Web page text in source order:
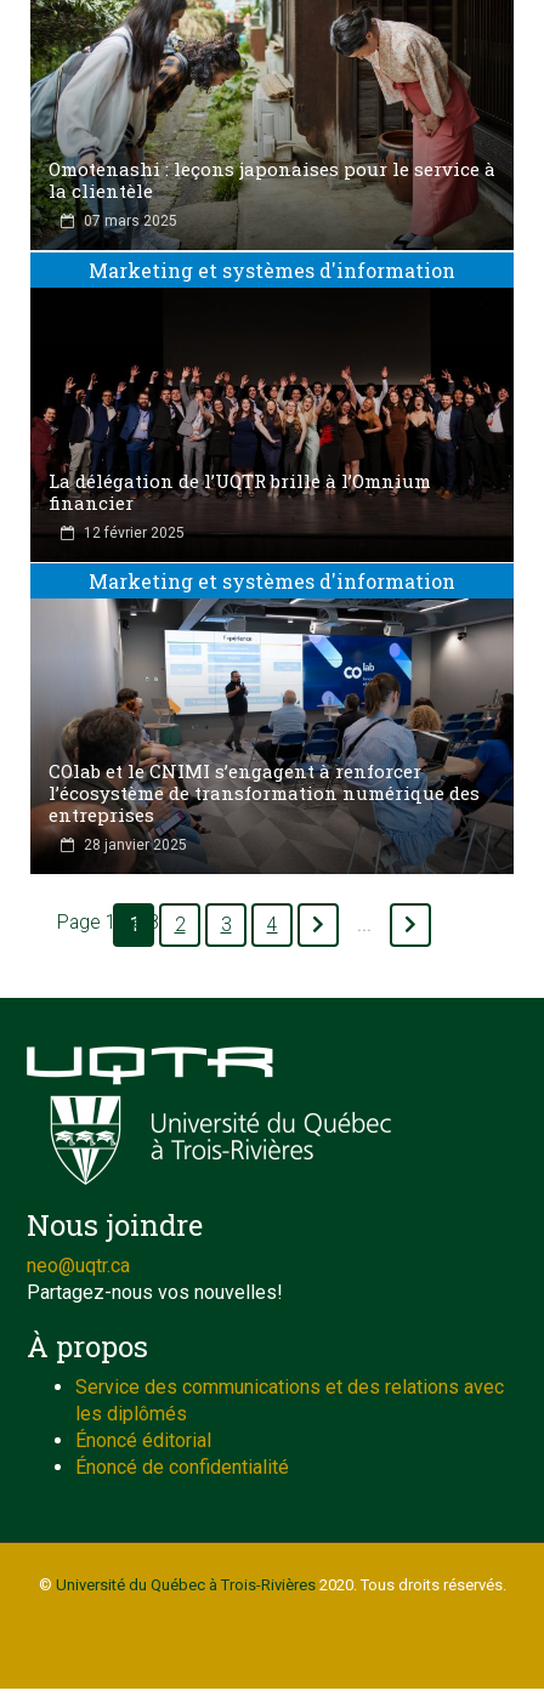
Omotenashi : leçons japonaises pour le service à
la clientèle
07 mars 2025
Marketing et systèmes d'information
La délégation de l’UQTR brille à l’Omnium
financier
12 février 2025
Marketing et systèmes d'information
COlab et le CNIMI s’engagent à renforcer
l’écosystème de transformation numérique des
entreprises
28 janvier 2025
Page 1 de 8
1 2 3 4 ...
Nous joindre
neo@uqtr.ca
Partagez-nous vos nouvelles!
À propos
Service des communications et des relations avec
les diplômés
Énoncé éditorial
Énoncé de confidentialité
© Université du Québec à Trois-Rivières2020. Tous droits réservés.